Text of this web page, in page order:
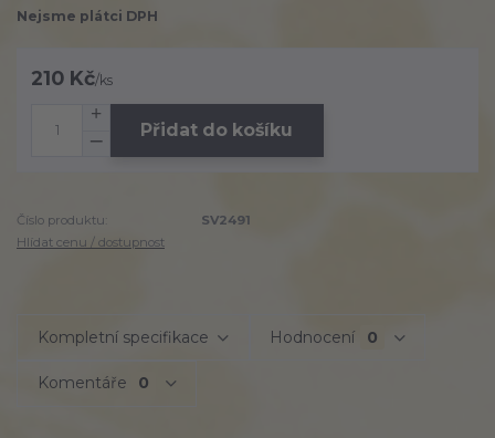
Nejsme plátci DPH
210 Kč/ks
Přidat do košíku
Číslo produktu:
SV2491
Hlídat cenu / dostupnost
Kompletní specifikace Hodnocení 0
Komentáře 0